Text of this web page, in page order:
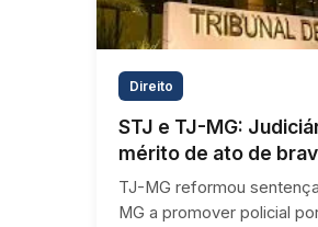
Direito
STJ e TJ-MG:
mérito de ato de
TJ-MG reformou
MG a promover policial